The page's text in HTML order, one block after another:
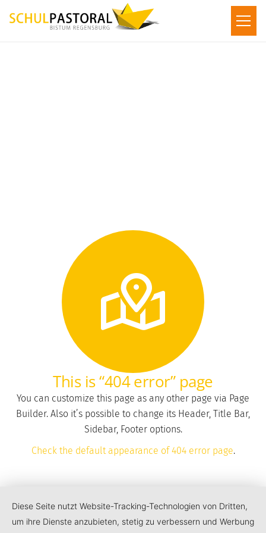
This is “404 error” page
You can customize this page as any other page via Page
Builder. Also it’s possible to change its Header, Title Bar,
Sidebar, Footer options.
Check the default appearance of 404 error page.
Diese Seite nutzt Website-Tracking-Technologien von Dritten,
um ihre Dienste anzubieten, stetig zu verbessern und Werbung